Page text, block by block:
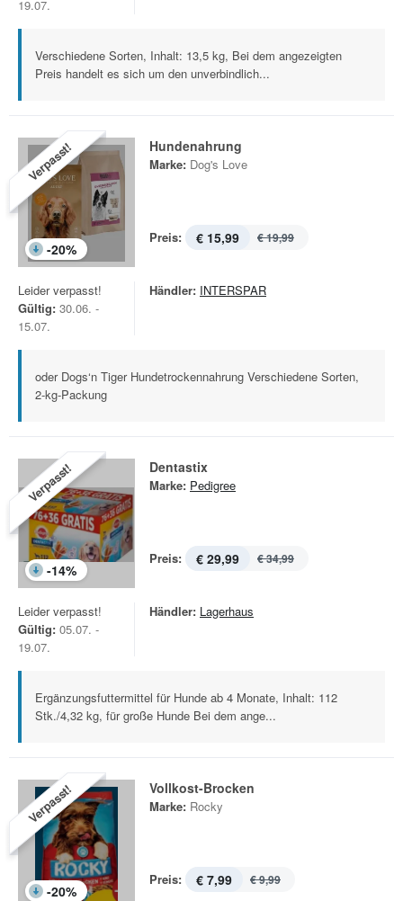
19.07.
Verschiedene Sorten, Inhalt: 13,5 kg, Bei dem angezeigten
Preis handelt es sich um den unverbindlich...
Verpasst!
-20%
Hundenahrung
Marke: Dog's Love
Preis: € 15,99 € 19,99
Leider verpasst!
Gültig: 30.06. -
15.07.
Händler: INTERSPAR
oder Dogs‘n Tiger Hundetrockennahrung Verschiedene Sorten,
2-kg-Packung
Verpasst!
-14%
Dentastix
Marke: Pedigree
Preis: € 29,99 € 34,99
Leider verpasst!
Gültig: 05.07. -
19.07.
Händler: Lagerhaus
Ergänzungsfuttermittel für Hunde ab 4 Monate, Inhalt: 112
Stk./4,32 kg, für große Hunde Bei dem ange...
Verpasst!
-20%
Vollkost-Brocken
Marke: Rocky
Preis: € 7,99 € 9,99